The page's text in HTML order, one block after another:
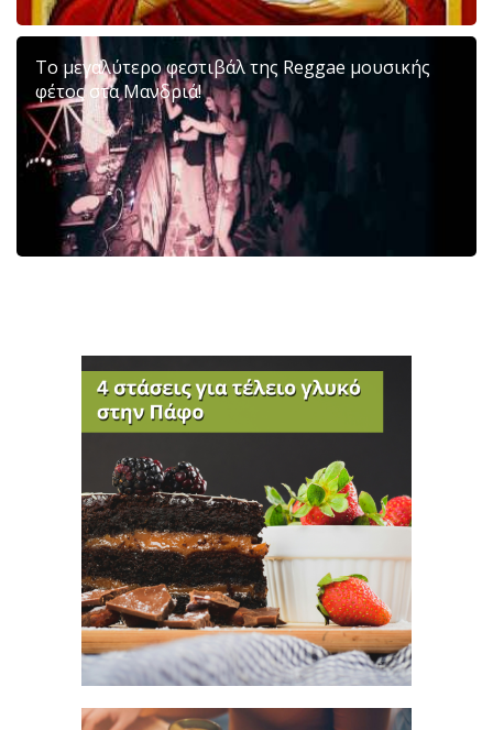
Το μεγαλύτερο φεστιβάλ της Reggae μουσικής
φέτος στα Μανδριά!